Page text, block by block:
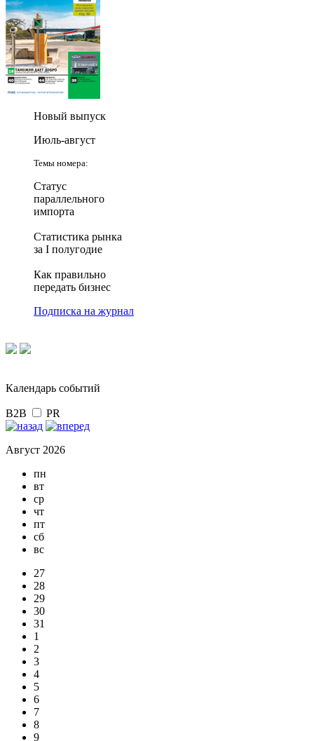
Новый выпуск
Июль-август
Темы номера:
Статус
параллельного
импорта
Статистика рынка
за I полугодие
Как правильно
передать бизнес
Подписка на журнал
Календарь событий
B2B PR
Август 2026
пн
вт
ср
чт
пт
сб
вс
27
28
29
30
31
1
2
3
4
5
6
7
8
9